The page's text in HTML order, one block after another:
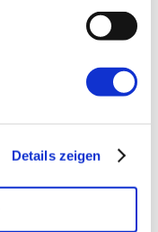
Details zeigen